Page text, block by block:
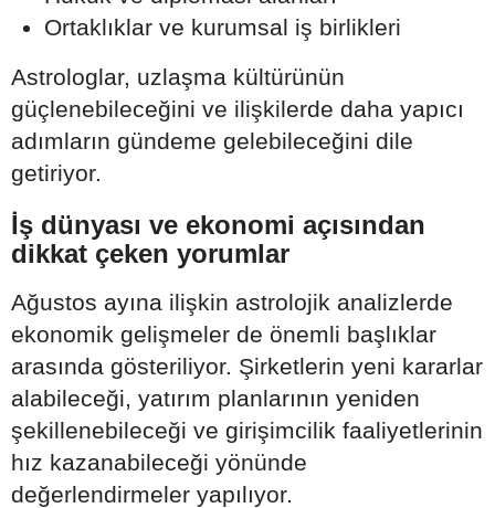
Ortaklıklar ve kurumsal iş birlikleri
Astrologlar, uzlaşma kültürünün
güçlenebileceğini ve ilişkilerde daha yapıcı
adımların gündeme gelebileceğini dile
getiriyor.
İş dünyası ve ekonomi açısından
dikkat çeken yorumlar
Ağustos ayına ilişkin astrolojik analizlerde
ekonomik gelişmeler de önemli başlıklar
arasında gösteriliyor. Şirketlerin yeni kararlar
alabileceği, yatırım planlarının yeniden
şekillenebileceği ve girişimcilik faaliyetlerinin
hız kazanabileceği yönünde
değerlendirmeler yapılıyor.